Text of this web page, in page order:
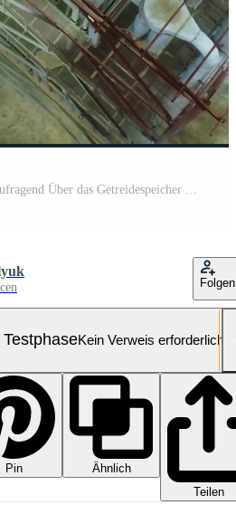
Folgen
Kein Verweis erforderlich
Pin
Ähnlich
Teilen